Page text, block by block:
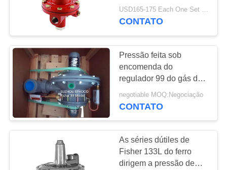
modelo LPG Fisher Gas
Regulator 64
USD165-175 Each One Set MOQ:6Sets
CONTATO
Pressão feita sob
encomenda do
regulador 99 do gás de
Fisher que reduz o
regulador com piloto
negotiable MOQ:Negociação
CONTATO
As séries dútiles de
Fisher 133L do ferro
dirigem a pressão de